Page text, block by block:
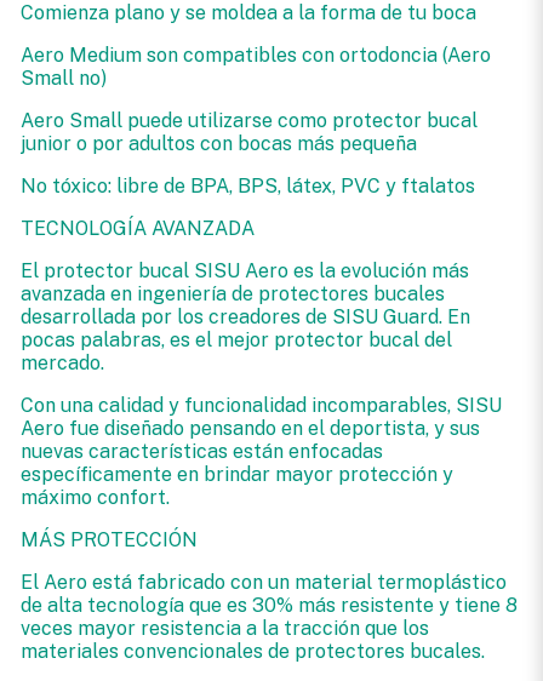
Comienza plano y se moldea a la forma de tu boca
Aero Medium son compatibles con ortodoncia (Aero
Small no)
Aero Small puede utilizarse como protector bucal
junior o por adultos con bocas más pequeña
No tóxico: libre de BPA, BPS, látex, PVC y ftalatos
TECNOLOGÍA AVANZADA
El protector bucal SISU Aero es la evolución más
avanzada en ingeniería de protectores bucales
desarrollada por los creadores de SISU Guard. En
pocas palabras, es el mejor protector bucal del
mercado.
Con una calidad y funcionalidad incomparables, SISU
Aero fue diseñado pensando en el deportista, y sus
nuevas características están enfocadas
específicamente en brindar mayor protección y
máximo confort.
MÁS PROTECCIÓN
El Aero está fabricado con un material termoplástico
de alta tecnología que es 30% más resistente y tiene 8
veces mayor resistencia a la tracción que los
materiales convencionales de protectores bucales.